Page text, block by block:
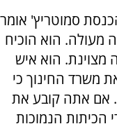
סמוטריץ' אומר
מעולה. הוא הוכיח
מצוינת. הוא איש
משרד החינוך כי
אם אתה קובע את
הכיתות הנמוכות